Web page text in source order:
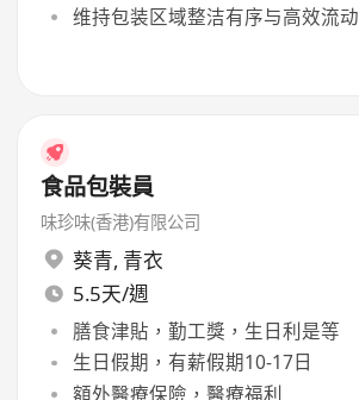
维持包装区域整洁有序与高效流动
食品包裝員
味珍味(香港)有限公司
葵青, 青衣
5.5天/週
膳食津貼，勤工獎，生日利是等
生日假期，有薪假期10-17日
額外醫療保險，醫療福利